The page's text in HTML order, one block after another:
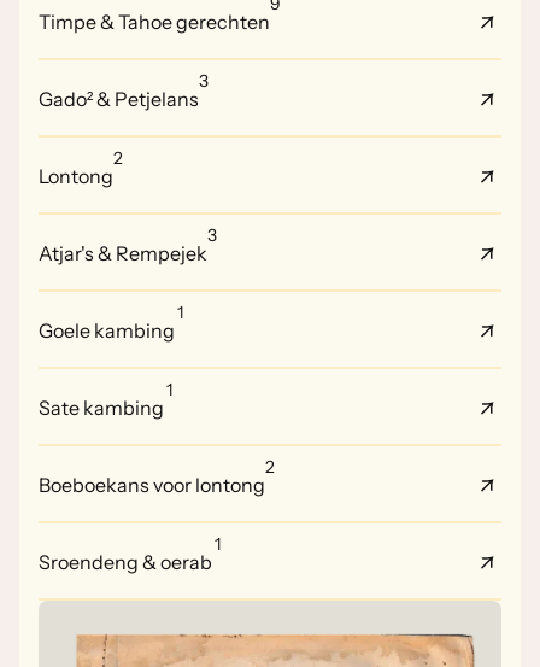
Timpe & Tahoe gerechten
Gado² & Petjelans
3
Lontong
2
Atjar's & Rempejek
3
Goele kambing
1
Sate kambing
1
Boeboekans voor lontong
2
Sroendeng & oerab
1